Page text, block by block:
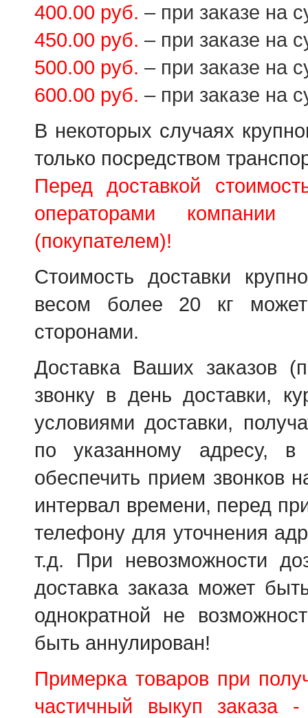
400.00 руб. – при заказе на
450.00 руб. – при заказе на
500.00 руб. – при заказе на
600.00 руб. – при заказе на
В некоторых случаях
только посредством
Перед доставкой
операторами компании
(покупателем)!
Стоимость доставки
весом более 20 кг может
сторонами.
Доставка Ваших заказов
звонку в день доставки,
условиями доставки,
по указанному адресу,
обеспечить прием звонков
интервал времени, перед
телефону для уточнения
т.д. При невозможности
доставка заказа может
однократной не
быть аннулирован!
Примерка товаров при
частичный выкуп заказа